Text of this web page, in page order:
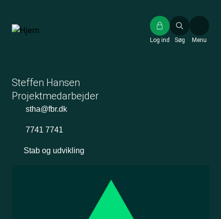
hovedindhold
Søg
Log ind Menu
Steffen Hansen
Projektmedarbejder
stha@fbr.dk
7741 7741
Stab og udvikling